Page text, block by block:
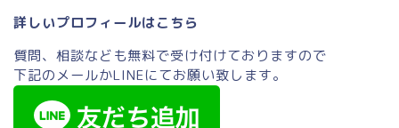
詳しいプロフィールはこちら
質問、相談なども無料で受け付けておりますので
下記のメールかLINEにてお願い致します。